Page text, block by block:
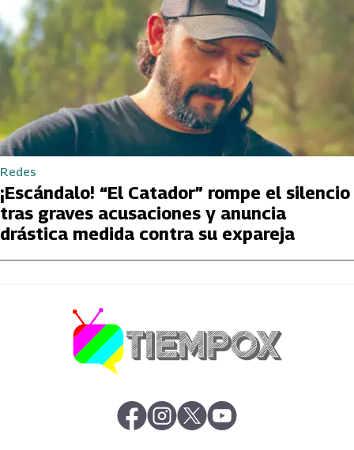
Redes
¡Escándalo! “El Catador” rompe el silencio
tras graves acusaciones y anuncia
drástica medida contra su expareja
abre en nueva pestaña
abre en nueva pestaña
abre en nueva pestaña